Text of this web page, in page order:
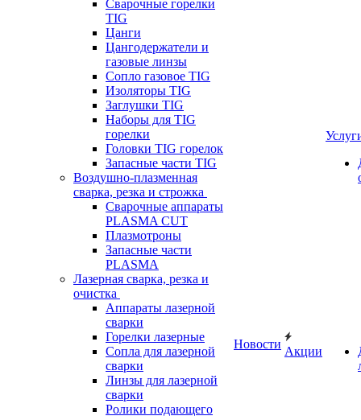
Сварочные горелки
TIG
Цанги
Цангодержатели и
газовые линзы
Сопло газовое TIG
Изоляторы TIG
Заглушки TIG
Наборы для TIG
горелки
Головки TIG горелок
Запасные части TIG
Воздушно-плазменная
сварка, резка и строжка
Сварочные аппараты
PLASMA CUT
Плазмотроны
Запасные части
PLASMA
Лазерная сварка, резка и
очистка
Аппараты лазерной
сварки
Горелки лазерные
Сопла для лазерной
сварки
Линзы для лазерной
сварки
Ролики подающего
Новости
Акции